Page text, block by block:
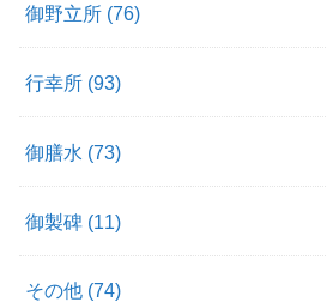
御野立所 (76)
行幸所 (93)
御膳水 (73)
御製碑 (11)
その他 (74)